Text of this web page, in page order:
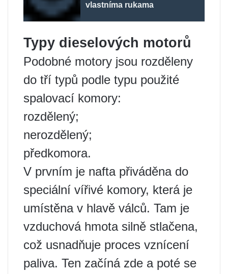
vlastníma rukama
Typy dieselových motorů
Podobné motory jsou rozděleny
do tří typů podle typu použité
spalovací komory:
rozdělený;
nerozdělený;
předkomora.
V prvním je nafta přiváděna do
speciální vířivé komory, která je
umístěna v hlavě válců. Tam je
vzduchová hmota silně stlačena,
což usnadňuje proces vznícení
paliva. Ten začíná zde a poté se